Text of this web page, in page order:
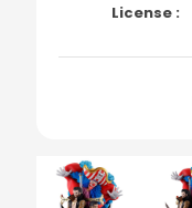
License :